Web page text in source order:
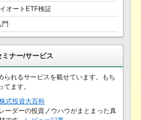
オートETF検証
ナー/サービス
られるサービスを載せています。もち
ます。
式投資大百科
ーダーの投資ノウハウがまとまった真